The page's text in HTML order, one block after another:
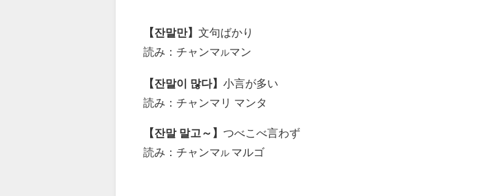
【잔말만】 文句ばかり
読み：チャンマ ルマン
【잔말이 많다】 小言が多い
読み：チャンマリ マンタ
【잔말 말고～】 つべこべ言わず
読み：チャンマ ル マルゴ